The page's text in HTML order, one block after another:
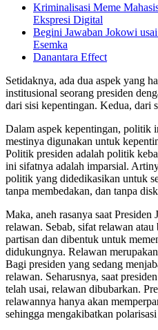
Kriminalisasi Meme
Ekspresi Digital
Begini Jawaban Jokowi
Esemka
Danantara Effect
Setidaknya, ada dua aspek yang
institusional seorang presiden
dari sisi kepentingan. Kedua, dari
Dalam aspek kepentingan, politik
mestinya digunakan untuk
Politik presiden adalah politik
ini sifatnya adalah imparsial.
politik yang didedikasikan untuk
tanpa membedakan, dan tanpa
Maka, aneh rasanya saat
relawan. Sebab, sifat relawan
partisan dan dibentuk untuk
didukungnya. Relawan
Bagi presiden yang sedang
relawan. Seharusnya, saat
telah usai, relawan dibubarkan.
relawannya hanya akan
sehingga mengakibatkan